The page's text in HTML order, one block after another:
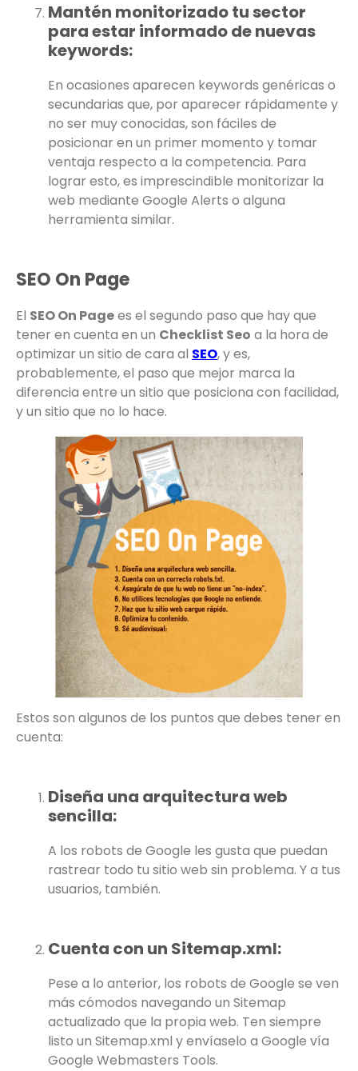
Mantén monitorizado tu sector
para estar informado de nuevas
keywords:
En ocasiones aparecen keywords genéricas o
secundarias que, por aparecer rápidamente y
no ser muy conocidas, son fáciles de
posicionar en un primer momento y tomar
ventaja respecto a la competencia. Para
lograr esto, es imprescindible monitorizar la
web mediante Google Alerts o alguna
herramienta similar.
SEO On Page
El SEO On Pagees el segundo paso que hay que
tener en cuenta en un Checklist Seo a la hora de
optimizar un sitio de cara al SEO, y es,
probablemente, el paso que mejor marca la
diferencia entre un sitio que posiciona con facilidad,
y un sitio que no lo hace.
Estos son algunos de los puntos que debes tener en
cuenta:
Diseña una arquitectura web
sencilla:
A los robots de Google les gusta que puedan
rastrear todo tu sitio web sin problema. Y a tus
usuarios, también.
Cuenta con un Sitemap.xml:
Pese a lo anterior, los robots de Google se ven
más cómodos navegando un Sitemap
actualizado que la propia web. Ten siempre
listo un Sitemap.xml y envíaselo a Google vía
Google Webmasters Tools.